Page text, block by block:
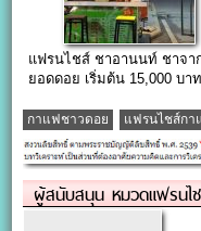
แฟรนไชส์ ชาอานนท์ ชาจา
ยอดดอย เริ่มต้น 15,000 บาท
กาแฟชาวดอย แฟรนไชส์กา
ผู้สนับสนุน หมวดแฟรนไ